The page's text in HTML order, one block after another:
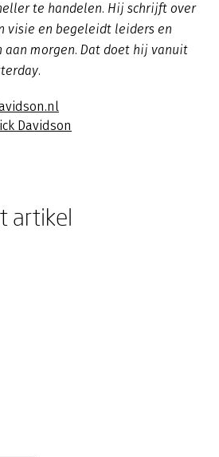
te handelen. Hij schrijft over
visie en begeleidt leiders en
aan morgen. Dat doet hij vanuit
Davidson
artikel